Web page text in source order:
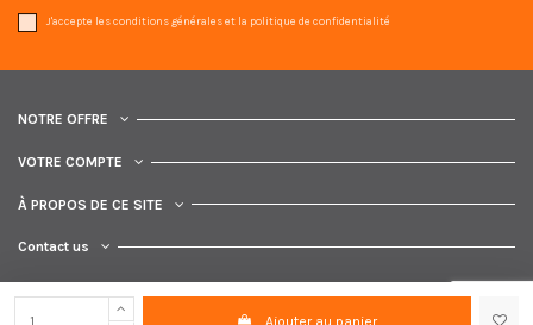
Ajouter au panier
J'accepte les conditions générales et la politique de confidentialité
NOTRE OFFRE
VOTRE COMPTE
À PROPOS DE CE SITE
Contact us